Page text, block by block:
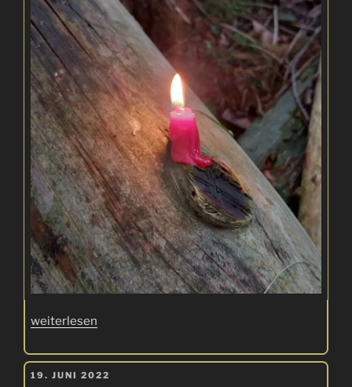
„Docht
Naturmaterialien
improvisieren“
weiterlesen
VERÖFFENTLICHT
19. JUNI 2022